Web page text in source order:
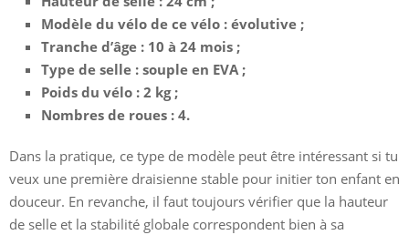
Modèle du vélo de ce vélo : évolutive ;
Tranche d’âge : 10 à 24 mois ;
Type de selle : souple en EVA ;
Poids du vélo : 2 kg ;
Nombres de roues : 4.
Dans la pratique, ce type de modèle peut être intéressant si tu
veux une première draisienne stable pour initier ton enfant en
douceur. En revanche, il faut toujours vérifier que la hauteur
de selle et la stabilité globale correspondent bien à sa